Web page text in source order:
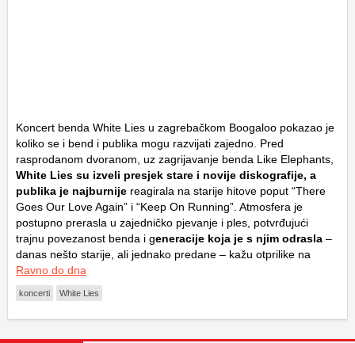
Koncert benda White Lies u zagrebačkom Boogaloo pokazao je
koliko se i bend i publika mogu razvijati zajedno. Pred
rasprodanom dvoranom, uz zagrijavanje benda Like Elephants
White Lies su izveli presjek stare i novije diskografije, a
publika je najburnije reagirala na starije hitove poput “There
Goes Our Love Again” i “Keep On Running”. Atmosfera je
postupno prerasla u zajedničko pjevanje i ples, potvrđujući
trajnu povezanost benda i generacije koja je s njim odrasla –
danas nešto starije, ali jednako predane – kažu otprilike na
Ravno do dna
koncerti White Lies